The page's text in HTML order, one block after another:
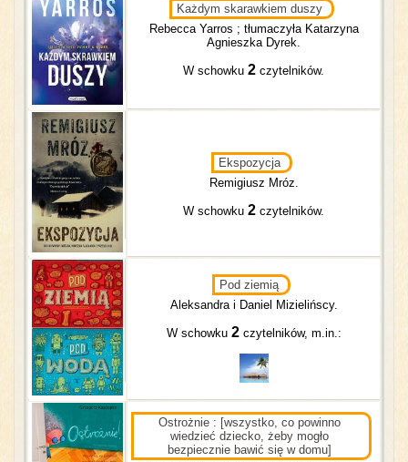
Każdym skarawkiem duszy
Rebecca Yarros ; tłumaczyła Katarzyna
Agnieszka Dyrek.
W schowku 2 czytelników.
Ekspozycja
Remigiusz Mróz.
W schowku 2 czytelników.
Pod ziemią
Aleksandra i Daniel Mizielińscy.
W schowku 2czytelników, m.in.:
Ostrożnie : [wszystko, co powinno
wiedzieć dziecko, żeby mogło
bezpiecznie bawić się w domu]